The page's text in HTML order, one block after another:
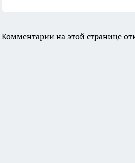
Комментарии на этой странице